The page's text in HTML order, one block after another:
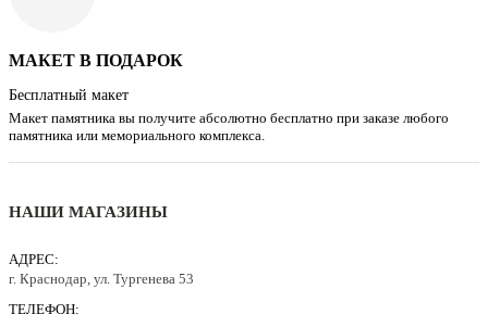
МАКЕТ В ПОДАРОК
Бесплатный макет
Макет памятника вы получите абсолютно бесплатно при заказе любого
памятника или мемориального комплекса.
НАШИ МАГАЗИНЫ
АДРЕС:
г. Краснодар, ул. Тургенева 53
ТЕЛЕФОН: